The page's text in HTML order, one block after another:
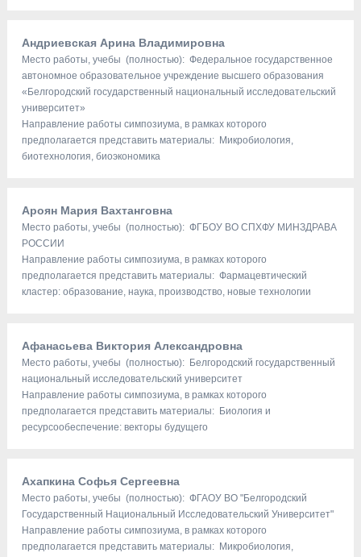
Андриевская Арина Владимировна
Место работы, учебы (полностью): Федеральное государственное
автономное образовательное учреждение высшего образования
«Белгородский государственный национальный исследовательский
университет»
Направление работы симпозиума, в рамках которого
предполагается представить материалы: Микробиология,
биотехнология, биоэкономика
Ароян Мария Вахтанговна
Место работы, учебы (полностью): ФГБОУ ВО СПХФУ МИНЗДРАВА
РОССИИ
Направление работы симпозиума, в рамках которого
предполагается представить материалы: Фармацевтический
кластер: образование, наука, производство, новые технологии
Афанасьева Виктория Александровна
Место работы, учебы (полностью): Белгородский государственный
национальный исследовательский университет
Направление работы симпозиума, в рамках которого
предполагается представить материалы: Биология и
ресурсообеспечение: векторы будущего
Ахапкина Софья Сергеевна
Место работы, учебы (полностью): ФГАОУ ВО "Белгородский
Государственный Национальный Исследовательский Университет"
Направление работы симпозиума, в рамках которого
предполагается представить материалы: Микробиология,